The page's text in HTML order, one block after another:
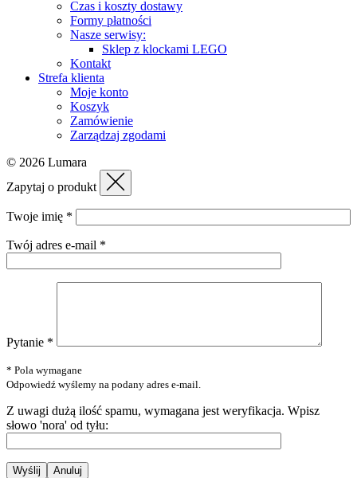
Czas i koszty dostawy
Formy płatności
Nasze serwisy:
Sklep z klockami LEGO
Kontakt
Strefa klienta
Moje konto
Koszyk
Zamówienie
Zarządzaj zgodami
© 2026 Lumara
Zapytaj o produkt
Twoje imię *
Twój adres e-mail *
Pytanie *
* Pola wymagane
Odpowiedź wyślemy na podany adres e-mail.
Z uwagi dużą ilość spamu, wymagana jest weryfikacja. Wpisz
słowo 'nora' od tyłu:
Anuluj